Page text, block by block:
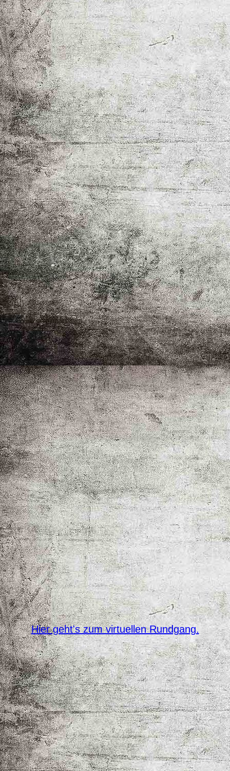
Hier geht's zum virtuellen Rundgang.